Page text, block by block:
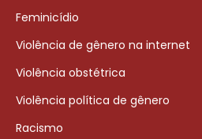
Feminicídio
Violência de gênero na internet
Violência obstétrica
Violência política de gênero
Racismo